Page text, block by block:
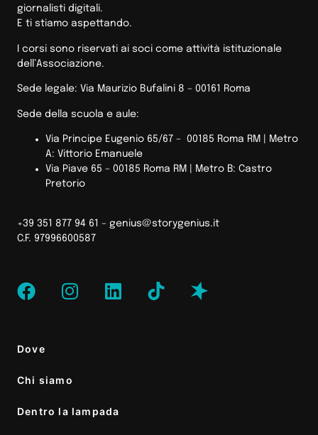
giornalisti digitali.
E ti stiamo aspettando.
I corsi sono riservati ai soci come attività istituzionale
dell’Associazione.
Sede legale: Via Maurizio Bufalini 8 – 00161 Roma
Sede della scuola e aule:
Via Principe Eugenio 65/67 – 00185 Roma RM |
Metro
A: Vittorio Emanuele
Via Piave 65 – 00185 Roma RM | Metro B: Castro
Pretorio
+39 351 877 94 61 – genius@storygenius.it
C.F. 97996600587
Dove
Chi siamo
Dentro la lampada